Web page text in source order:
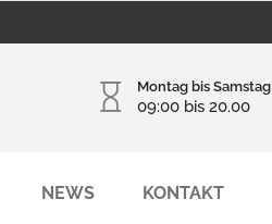
Montag bis Samstag
09:00 bis 20.00
NEWS KONTAKT